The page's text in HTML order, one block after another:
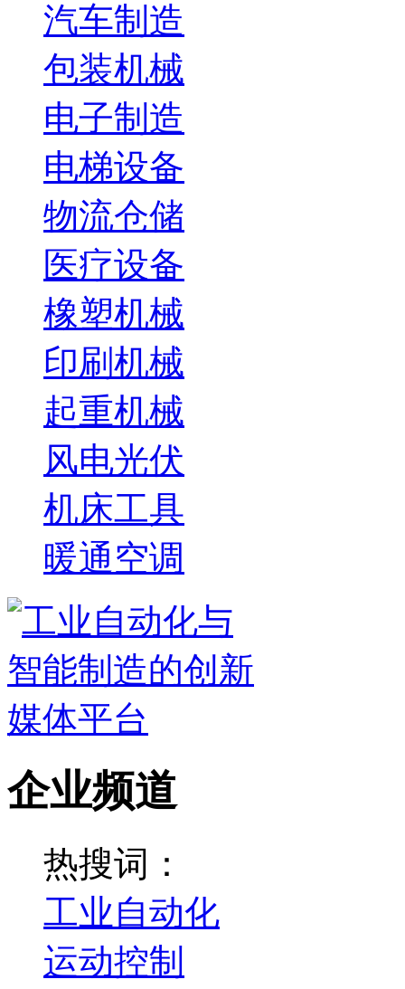
汽车制造
包装机械
电子制造
电梯设备
物流仓储
医疗设备
橡塑机械
印刷机械
起重机械
风电光伏
机床工具
暖通空调
企业频道
热搜词：
工业自动化
运动控制